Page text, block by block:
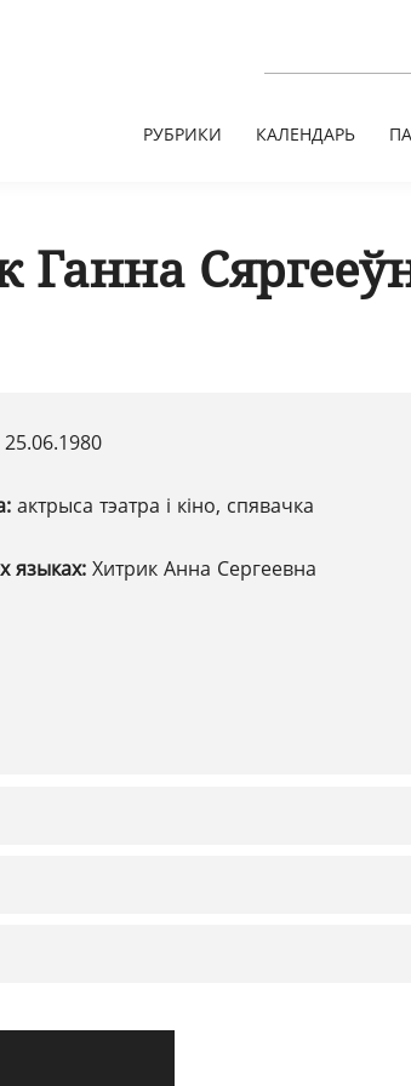
РУБРИКИ КАЛЕНДАРЬ
Ганна
25.06.1980
актрыса тэатра і кіно, спявачка
языках: Хитрик Анна Сергеевна